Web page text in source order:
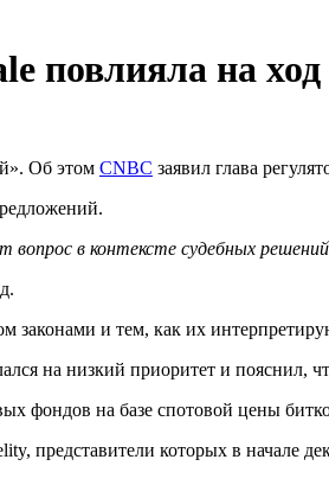
повлияла на
Об этом CNBC заявил глава
в контексте судебных
законами и тем, как их
на низкий приоритет и пояснил,
фондов на базе спотовой цены
представители которых в начале